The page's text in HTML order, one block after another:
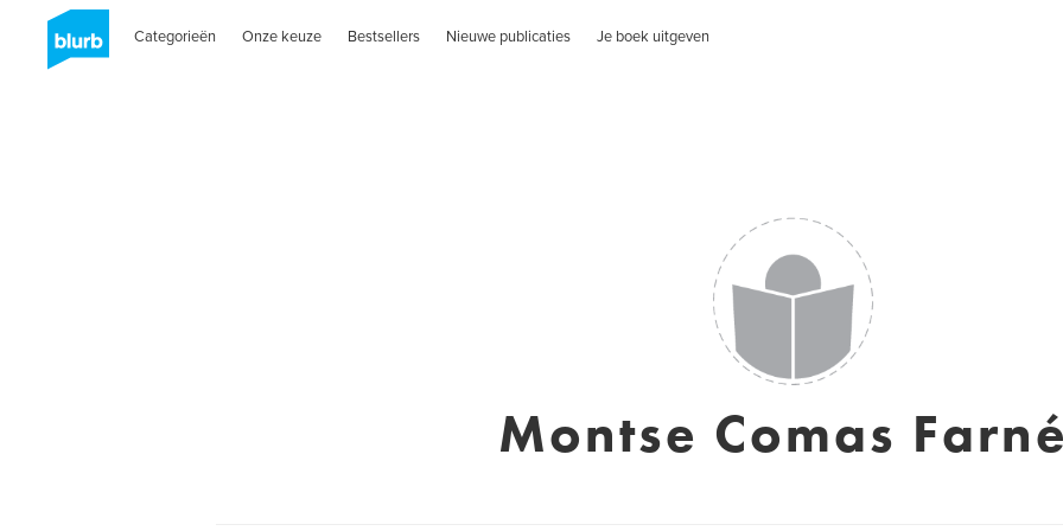
Categorieën Onze keuze Bestsellers Nieuwe publicaties Je boek uitgeven
Montse Comas